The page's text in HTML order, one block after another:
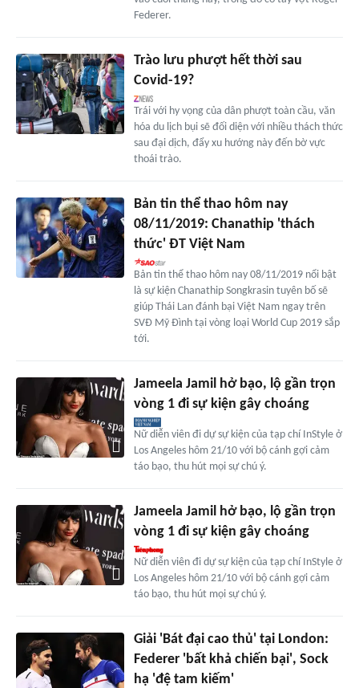
Federer.
Trào lưu phượt hết thời sau
Covid-19?
Trái với hy vọng của dân phượt toàn cầu, văn
hóa du lịch bụi sẽ đối diện với nhiều thách thức
sau đại dịch, đẩy xu hướng này đến bờ vực
thoái trào.
Bản tin thể thao hôm nay
08/11/2019: Chanathip 'thách
thức' ĐT Việt Nam
Bản tin thể thao hôm nay 08/11/2019 nổi bật
là sự kiện Chanathip Songkrasin tuyên bố sẽ
giúp Thái Lan đánh bại Việt Nam ngay trên
SVĐ Mỹ Đình tại vòng loại World Cup 2019 sắp
tới.
Jameela Jamil hở bạo, lộ gần trọn
vòng 1 đi sự kiện gây choáng
Nữ diễn viên đi dự sự kiện của tạp chí InStyle ở
Los Angeles hôm 21/10 với bộ cánh gợi cảm
táo bạo, thu hút mọi sự chú ý.
Jameela Jamil hở bạo, lộ gần trọn
vòng 1 đi sự kiện gây choáng
Nữ diễn viên đi dự sự kiện của tạp chí InStyle ở
Los Angeles hôm 21/10 với bộ cánh gợi cảm
táo bạo, thu hút mọi sự chú ý.
Giải 'Bát đại cao thủ' tại London:
Federer 'bất khả chiến bại', Sock
hạ 'đệ tam kiếm'